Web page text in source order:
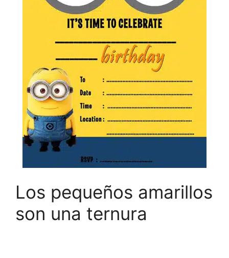
Los pequeños amarillos
son una ternura